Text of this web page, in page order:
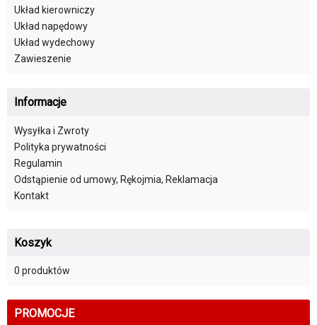
Układ kierowniczy
Układ napędowy
Układ wydechowy
Zawieszenie
Informacje
Wysyłka i Zwroty
Polityka prywatności
Regulamin
Odstąpienie od umowy, Rękojmia, Reklamacja
Kontakt
Koszyk
0 produktów
PROMOCJE